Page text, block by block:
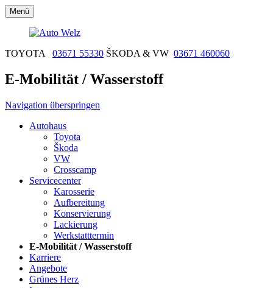
Menü
TOYOTA 03671 55330 ŠKODA & VW 03671 460060
E-Mobilität / Wasserstoff
Navigation überspringen
Autohaus
Toyota
Škoda
VW
Crosscamp
Servicecenter
Karosserie
Aufbereitung
Konservierung
Lackierung
Werkstatttermin
E-Mobilität / Wasserstoff
Karriere
Angebote
Grünes Herz